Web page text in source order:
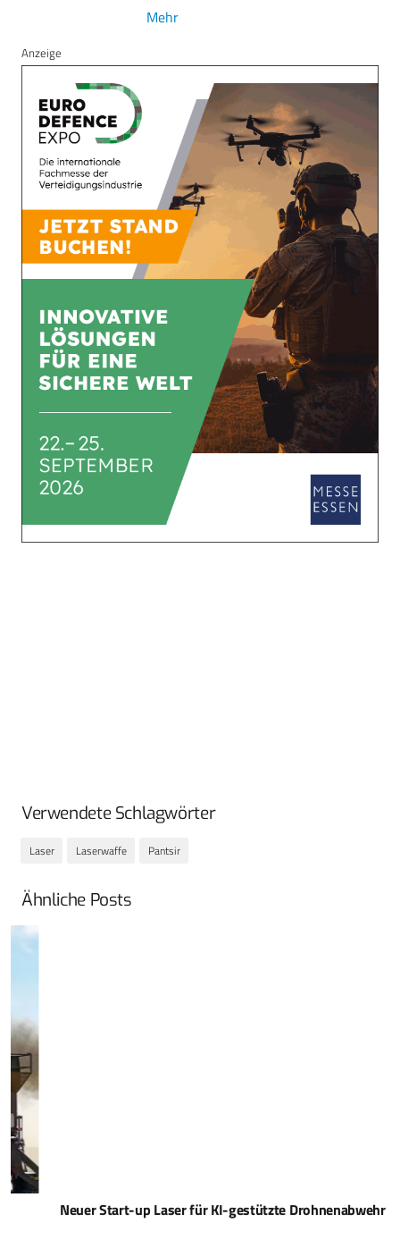
Mehr
Anzeige
Verwendete Schlagwörter
Laser Laserwaffe Pantsir
Ähnliche Posts
Neuer Start-up Laser für KI-gestützte Drohnenabwehr